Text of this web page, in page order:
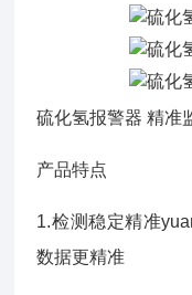
硫化氢报警器 精准
产品特点
1.检测稳定精准
数据更精准